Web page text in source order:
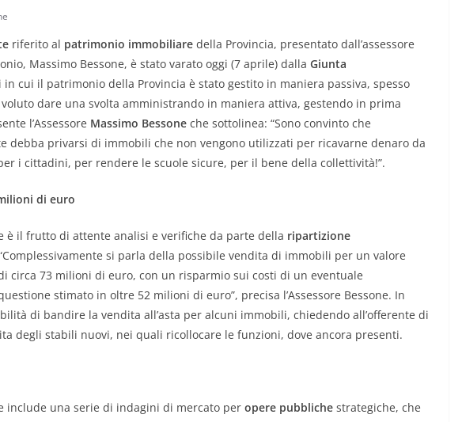
riferito al patrimonio immobiliare della Provincia, presentato dall’assessore
Massimo Bessone, è stato varato oggi (7 aprile) dalla Giunta
in cui il patrimonio della Provincia è stato gestito in maniera passiva, spesso
dare una svolta amministrando in maniera attiva, gestendo in prima
l’Assessore Massimo Bessone che sottolinea: “Sono convinto che
debba privarsi di immobili che non vengono utilizzati per ricavarne denaro da
i cittadini, per rendere le scuole sicure, per il bene della collettività!”.
di euro
è il frutto di attente analisi e verifiche da parte della ripartizione
si parla della possibile vendita di immobili per un valore
circa 73 milioni di euro, con un risparmio sui costi di un eventuale
stimato in oltre 52 milioni di euro”, precisa l’Assessore Bessone. In
di bandire la vendita all’asta per alcuni immobili, chiedendo all’offerente di
degli stabili nuovi, nei quali ricollocare le funzioni, dove ancora presenti.
include una serie di indagini di mercato per opere pubbliche strategiche, che